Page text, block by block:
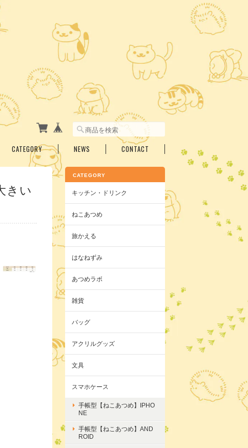
CATEGORY NEWS CONTACT
きい
CATEGORY
キッチン・ドリンク
ねこあつめ
旅かえる
はなねずみ
あつめラボ
雑貨
バッグ
アクリルグッズ
文具
スマホケース
手帳型【ねこあつめ】IPHO
NE
手帳型【ねこあつめ】AND
ROID